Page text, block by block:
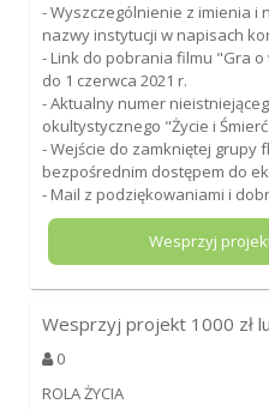
- Wyszczególnienie z imienia i
nazwy instytucji w napisach
- Link do pobrania filmu "Gra
do 1 czerwca 2021 r.
- Aktualny numer
okultystycznego "Życie i
- Wejście do zamkniętej grupy
bezpośrednim dostępem do
- Mail z podziękowaniami i
Wesprzyj
Wesprzyj projekt 1000 zł
0
ROLA ŻYCIA